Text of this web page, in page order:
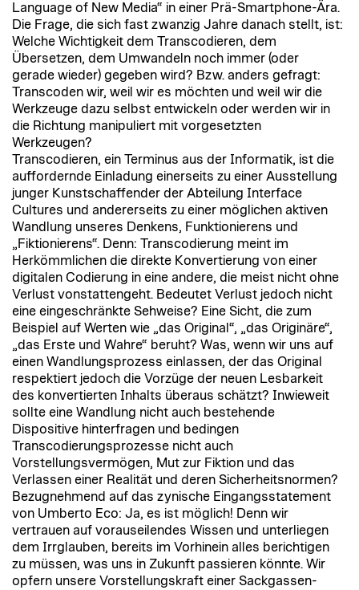
Language of New Media“ in einer Prä-Smartphone-Ära.
Die Frage, die sich fast zwanzig Jahre danach stellt, ist:
Welche Wichtigkeit dem Transcodieren, dem
Übersetzen, dem Umwandeln noch immer (oder
gerade wieder) gegeben wird? Bzw. anders gefragt:
Transcoden wir, weil wir es möchten und weil wir die
Werkzeuge dazu selbst entwickeln oder werden wir in
die Richtung manipuliert mit vorgesetzten
Werkzeugen?
Transcodieren, ein Terminus aus der Informatik, ist die
auffordernde Einladung einerseits zu einer Ausstellung
junger Kunstschaffender der Abteilung Interface
Cultures und andererseits zu einer möglichen aktiven
Wandlung unseres Denkens, Funktionierens und
„Fiktionierens“. Denn: Transcodierung meint im
Herkömmlichen die direkte Konvertierung von einer
digitalen Codierung in eine andere, die meist nicht ohne
Verlust vonstattengeht. Bedeutet Verlust jedoch nicht
eine eingeschränkte Sehweise? Eine Sicht, die zum
Beispiel auf Werten wie „das Original“, „das Originäre“,
„das Erste und Wahre“ beruht? Was, wenn wir uns auf
einen Wandlungsprozess einlassen, der das Original
respektiert jedoch die Vorzüge der neuen Lesbarkeit
des konvertierten Inhalts überaus schätzt? Inwieweit
sollte eine Wandlung nicht auch bestehende
Dispositive hinterfragen und bedingen
Transcodierungsprozesse nicht auch
Vorstellungsvermögen, Mut zur Fiktion und das
Verlassen einer Realität und deren Sicherheitsnormen?
Bezugnehmend auf das zynische Eingangsstatement
von Umberto Eco: Ja, es ist möglich! Denn wir
vertrauen auf vorauseilendes Wissen und unterliegen
dem Irrglauben, bereits im Vorhinein alles berichtigen
zu müssen, was uns in Zukunft passieren könnte. Wir
opfern unsere Vorstellungskraft einer Sackgassen-